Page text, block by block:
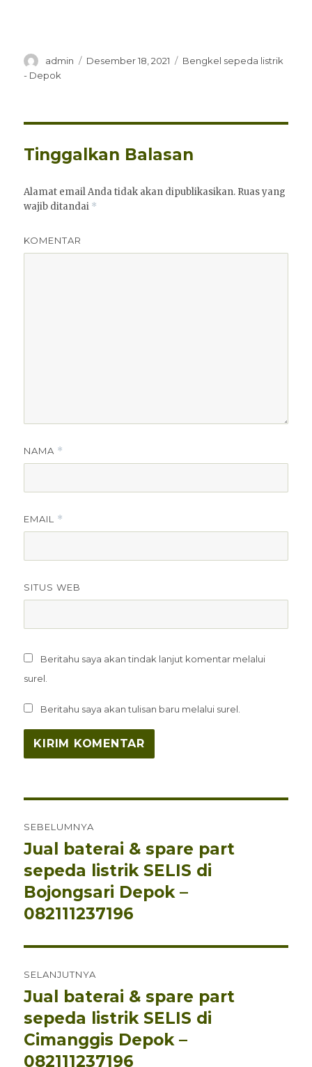
Penulis
admin
Diposkan
Desember 18, 2021 Kategori
Bengkel sepeda listrik
- Depok
Tinggalkan Balasan
Alamat email Anda tidak akan dipublikasikan. Ruas yang
wajib ditandai *
KOMENTAR
NAMA *
EMAIL *
SITUS WEB
Beritahu saya akan tindak lanjut komentar melalui
surel.
Beritahu saya akan tulisan baru melalui surel.
pos
SEBELUMNYA
Pos
sebelumnya:
Jual baterai & spare part
sepeda listrik SELIS di
Bojongsari Depok –
082111237196
SELANJUTNYA
Pos
berikutnya:
Jual baterai & spare part
sepeda listrik SELIS di
Cimanggis Depok –
082111237196